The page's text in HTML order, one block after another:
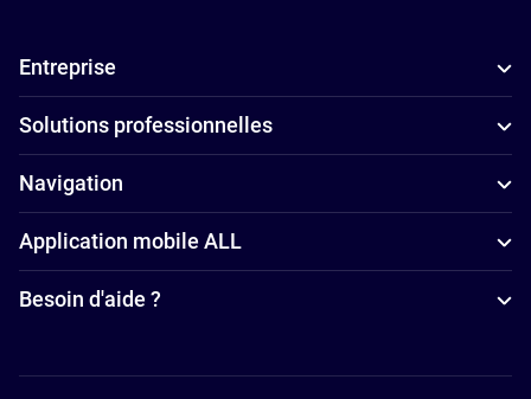
Entreprise
Solutions professionnelles
Navigation
Application mobile ALL
Besoin d'aide ?